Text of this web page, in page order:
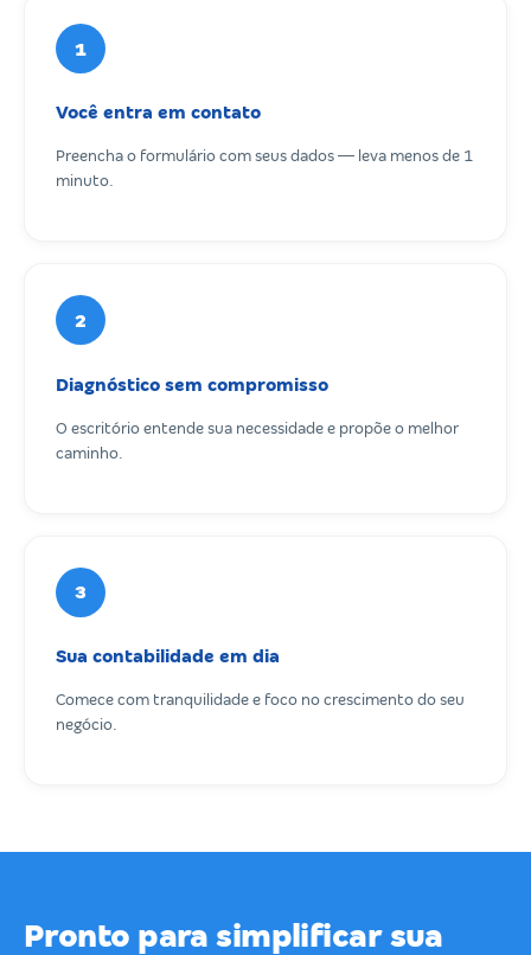
1
Você entra em contato
Preencha o formulário com seus dados — leva menos de 1
minuto.
2
Diagnóstico sem compromisso
O escritório entende sua necessidade e propõe o melhor
caminho.
3
Sua contabilidade em dia
Comece com tranquilidade e foco no crescimento do seu
negócio.
Pronto para simplificar sua